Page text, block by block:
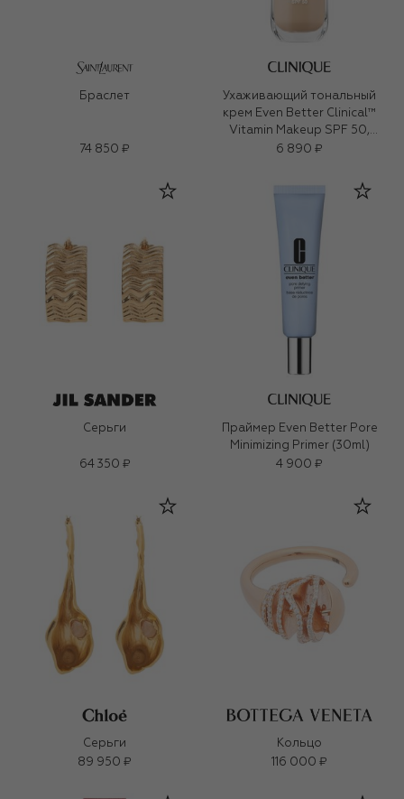
Браслет
74 850 ₽
Ухаживающий тональный
крем Even Better Clinical™
Vitamin Makeup SPF 50,
оттенок Light Cool 2 (30ml)
6 890 ₽
Серьги
64 350 ₽
Праймер Even Better Pore
Minimizing Primer (30ml)
4 900 ₽
Серьги
89 950 ₽
Кольцо
116 000 ₽